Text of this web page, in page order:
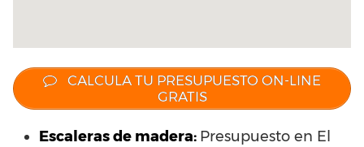
CALCULA TU PRESUPUESTO ON-LINE
GRATIS
Escaleras de madera: Presupuesto en El